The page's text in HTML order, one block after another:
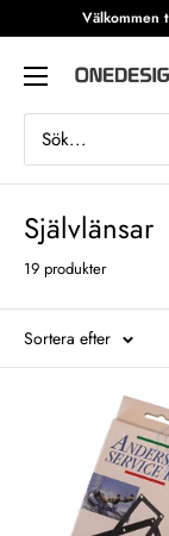
innehåll
Välkommen
One
Center
Självlänsar
19 produkter
Sortera efter